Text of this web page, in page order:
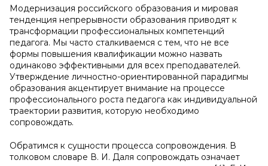
Модернизация российского образования и мировая
тенденция непрерывности образования приводят к
трансформации профессиональных компетенций
педагога. Мы часто сталкиваемся с тем, что не все
формы повышения квалификации можно назвать
одинаково эффективными для всех преподавателей.
Утверждение личностно-ориентированной парадигмы
образования акцентирует внимание на процессе
профессионального роста педагога как индивидуальной
траектории развития, которую необходимо
сопровождать.
Обратимся к сущности процесса сопровождения. В
толковом словаре В. И. Даля сопровождать означает